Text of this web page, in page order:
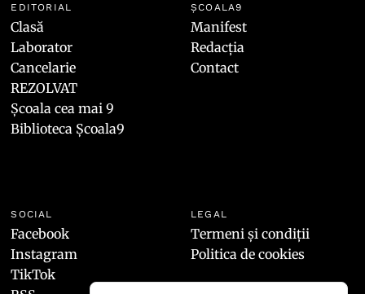
EDITORIAL
Clasă
Laborator
Cancelarie
REZOLVAT
Școala cea mai 9
Biblioteca Școala9
ȘCOALA9
Manifest
Redacția
Contact
SOCIAL
Facebook
Instagram
TikTok
LEGAL
Termeni și condiții
Politica de cookies